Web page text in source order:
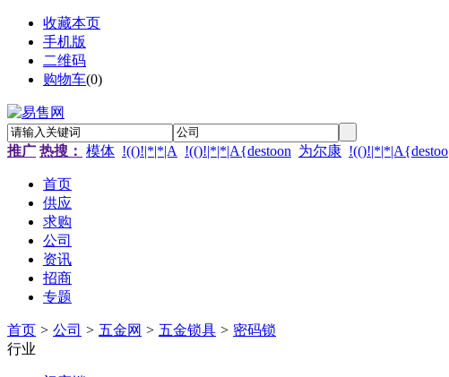
收藏本页
手机版
二维码
购物车(0)
推广 热搜： 模体 !(()!|*|*|A !(()!|*|*|A{destoon 为尔康 !(()!|*|*|A{destoo
首页
供应
求购
公司
资讯
招商
专题
首页 > 公司 > 五金网 > 五金锁具 > 密码锁
行业